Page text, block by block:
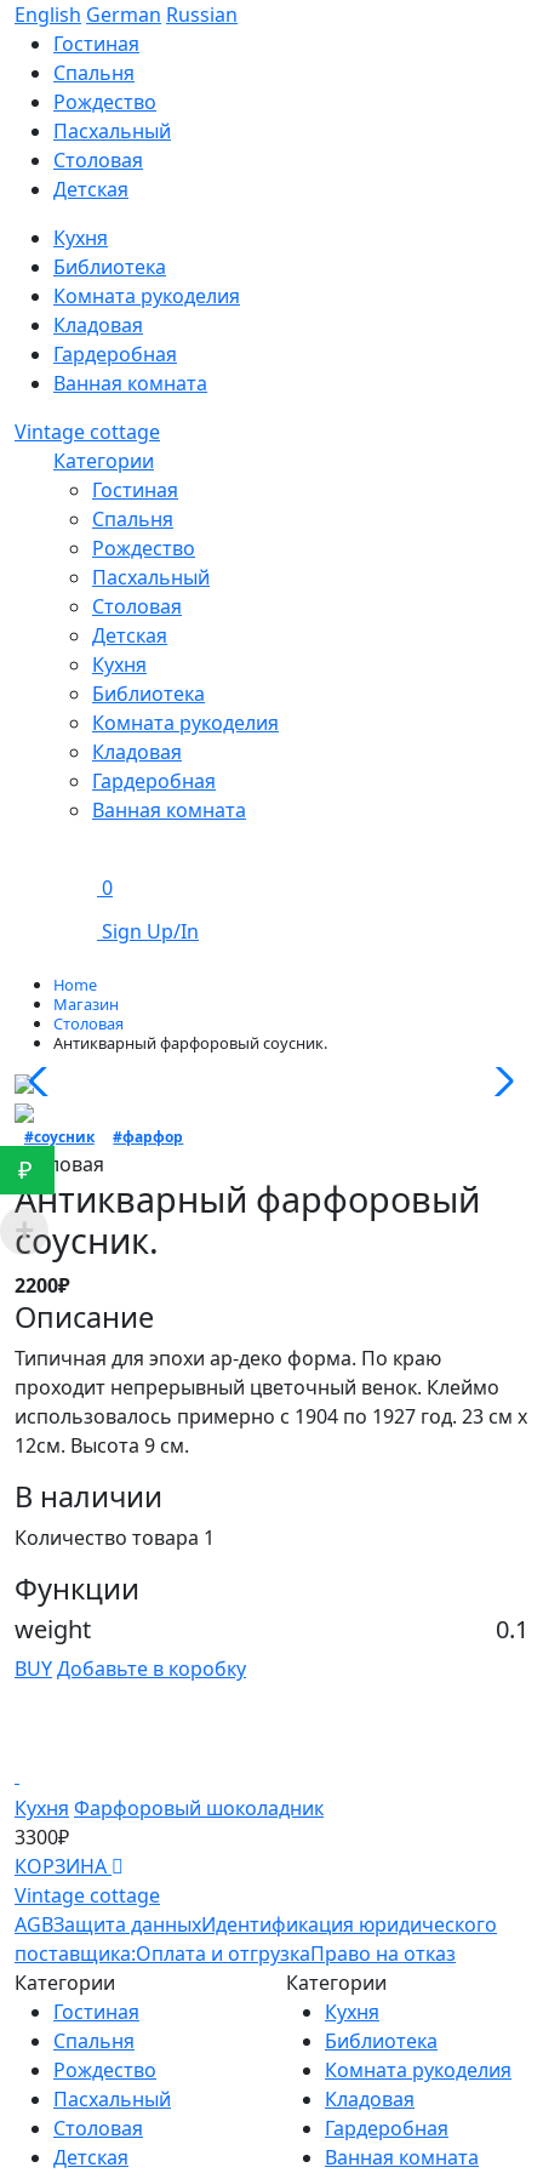
English German Russian
Гостиная
Спальня
Рождество
Пасхальный
Столовая
Детская
Кухня
Библиотека
Комната рукоделия
Кладовая
Гардеробная
Ванная комната
Vintage cottage
Категории
Гостиная
Спальня
Рождество
Пасхальный
Столовая
Детская
Кухня
Библиотека
Комната рукоделия
Кладовая
Гардеробная
Ванная комната
0
Sign Up/In
Home
Магазин
Столовая
Антикварный фарфоровый соусник.
#соусник #фарфор
Столовая
Антикварный фарфоровый
соусник.
2200₽
Описание
Типичная для эпохи ар-деко форма. По краю
проходит непрерывный цветочный венок. Клеймо
использовалось примерно с 1904 по 1927 год. 23 см х
12см. Высота 9 см.
В наличии
Количество товара 1
Функции
weight 0.1
BUYДобавьте в коробку
Кухня Фарфоровый шоколадник
3300₽
КОРЗИНА
Vintage cottage
AGBЗащита данныхИдентификация юридического
поставщика:Оплата и отгрузкаПраво на отказ
Категории
Гостиная
Спальня
Рождество
Пасхальный
Столовая
Детская
Категории
Кухня
Библиотека
Комната рукоделия
Кладовая
Гардеробная
Ванная комната
₽